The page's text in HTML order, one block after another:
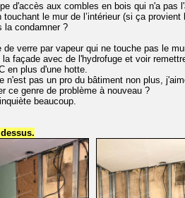
d'accès aux combles en bois qui n'a pas
le mur de l’intérieur (si ça provient
la condamner ?
de verre par vapeur qui ne touche pas le
façade avec de l'hydrofuge et voir
en plus d'une hotte.
n'est pas un pro du bâtiment non plus,
ce genre de problème à nouveau ?
beaucoup.